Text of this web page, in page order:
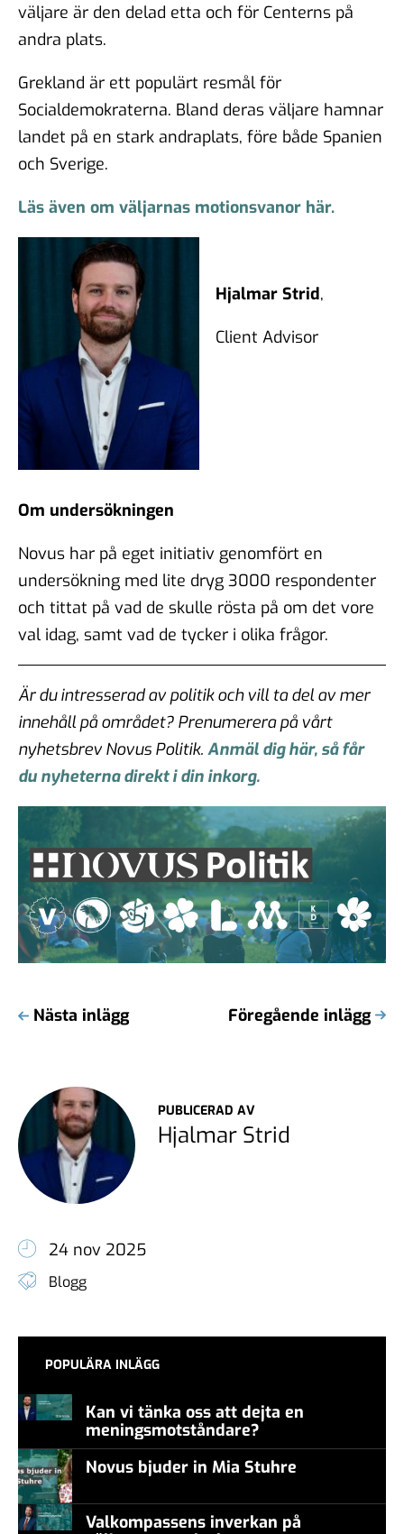
väljare är den delad etta och för Centerns på
andra plats.
Grekland är ett populärt resmål för
Socialdemokraterna. Bland deras väljare hamnar
landet på en stark andraplats, före både Spanien
och Sverige.
Läs även om väljarnas motionsvanor här.
Hjalmar Strid,
Client Advisor
Om undersökningen
Novus har på eget initiativ genomfört en
undersökning med lite dryg 3000 respondenter
och tittat på vad de skulle rösta på om det vore
val idag, samt vad de tycker i olika frågor.
Är du intresserad av politik och vill ta del av mer
innehåll på området? Prenumerera på vårt
nyhetsbrev Novus Politik. Anmäl dig här, så får
du nyheterna direkt i din inkorg.
Nästa inlägg Föregående inlägg
PUBLICERAD AV
Hjalmar Strid
24 nov 2025
Blogg
POPULÄRA INLÄGG
Kan vi tänka oss att dejta en
meningsmotståndare?
Novus bjuder in Mia Stuhre
Valkompassens inverkan på